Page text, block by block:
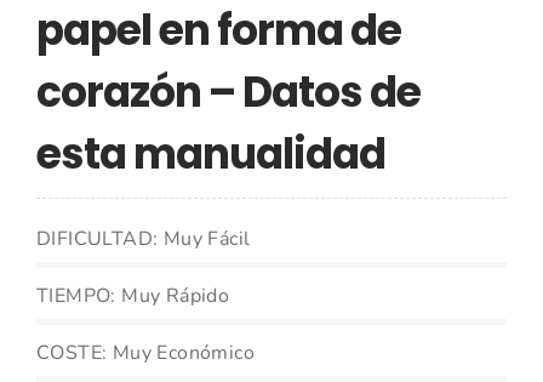
papel en forma de
corazón – Datos de
esta manualidad
DIFICULTAD: Muy Fácil
TIEMPO: Muy Rápido
COSTE: Muy Económico